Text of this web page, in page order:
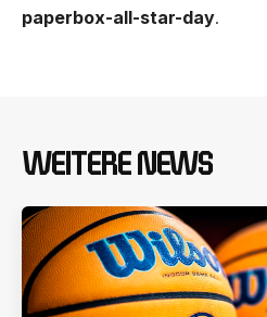
paperbox-all-star-day.
WEITERE NEWS